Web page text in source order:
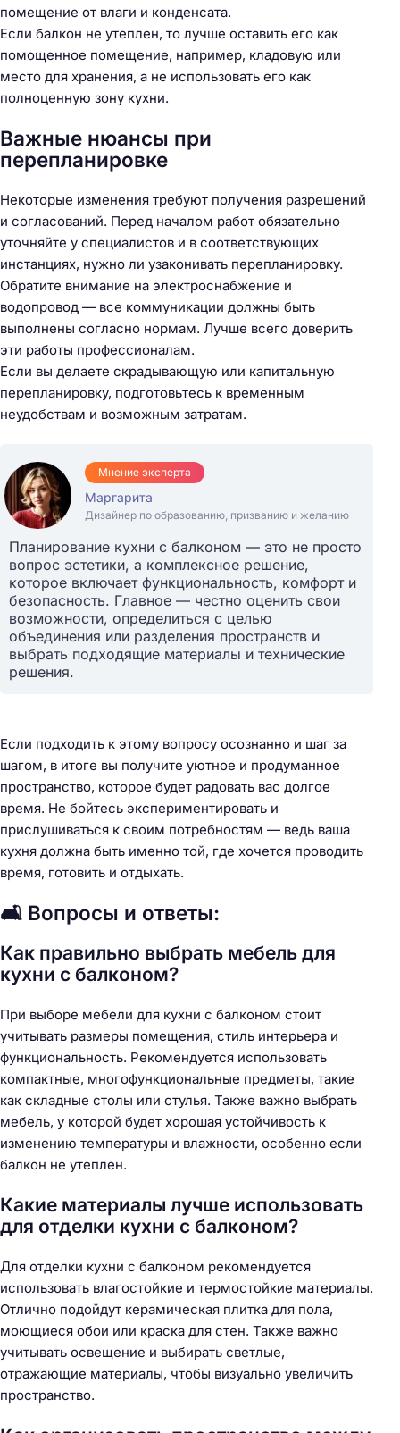
помещение от влаги и конденсата.
Если балкон не утеплен, то лучше оставить его как
помощенное помещение, например, кладовую или
место для хранения, а не использовать его как
полноценную зону кухни.
Важные нюансы при
перепланировке
Некоторые изменения требуют получения разрешений
и согласований. Перед началом работ обязательно
уточняйте у специалистов и в соответствующих
инстанциях, нужно ли узаконивать перепланировку.
Обратите внимание на электроснабжение и
водопровод — все коммуникации должны быть
выполнены согласно нормам. Лучше всего доверить
эти работы профессионалам.
Если вы делаете скрадывающую или капитальную
перепланировку, подготовьтесь к временным
неудобствам и возможным затратам.
Мнение эксперта
Маргарита
Дизайнер по образованию, призванию и желанию
Планирование кухни с балконом — это не просто
вопрос эстетики, а комплексное решение,
которое включает функциональность, комфорт и
безопасность. Главное — честно оценить свои
возможности, определиться с целью
объединения или разделения пространств и
выбрать подходящие материалы и технические
решения.
Если подходить к этому вопросу осознанно и шаг за
шагом, в итоге вы получите уютное и продуманное
пространство, которое будет радовать вас долгое
время. Не бойтесь экспериментировать и
прислушиваться к своим потребностям — ведь ваша
кухня должна быть именно той, где хочется проводить
время, готовить и отдыхать.
🛋️ Вопросы и ответы:
Как правильно выбрать мебель для
кухни с балконом?
При выборе мебели для кухни с балконом стоит
учитывать размеры помещения, стиль интерьера и
функциональность. Рекомендуется использовать
компактные, многофункциональные предметы, такие
как складные столы или стулья. Также важно выбрать
мебель, у которой будет хорошая устойчивость к
изменению температуры и влажности, особенно если
балкон не утеплен.
Какие материалы лучше использовать
для отделки кухни с балконом?
Для отделки кухни с балконом рекомендуется
использовать влагостойкие и термостойкие материалы.
Отлично подойдут керамическая плитка для пола,
моющиеся обои или краска для стен. Также важно
учитывать освещение и выбирать светлые,
отражающие материалы, чтобы визуально увеличить
пространство.